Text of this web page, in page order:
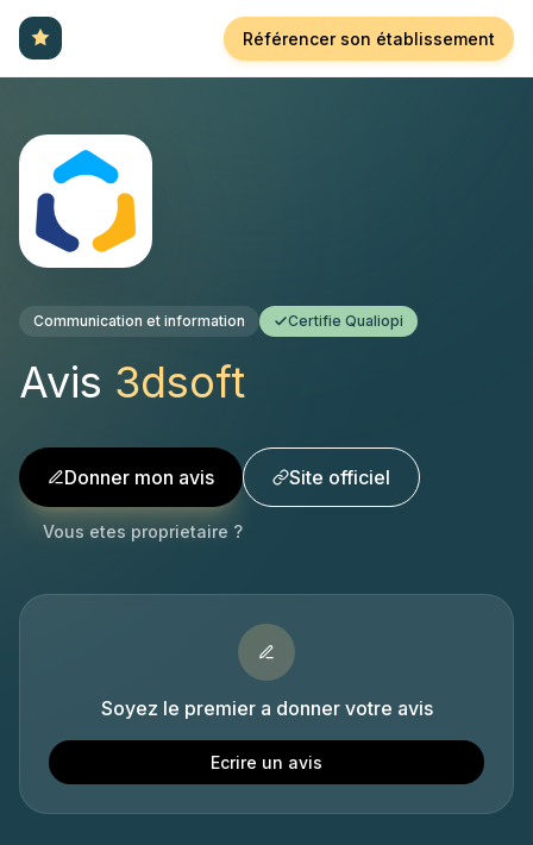
Référencer son établissement
Communication et information Certifie Qualiopi
Avis 3dsoft
Donner mon avis Site officiel
Vous etes proprietaire ?
Soyez le premier a donner votre avis
Ecrire un avis